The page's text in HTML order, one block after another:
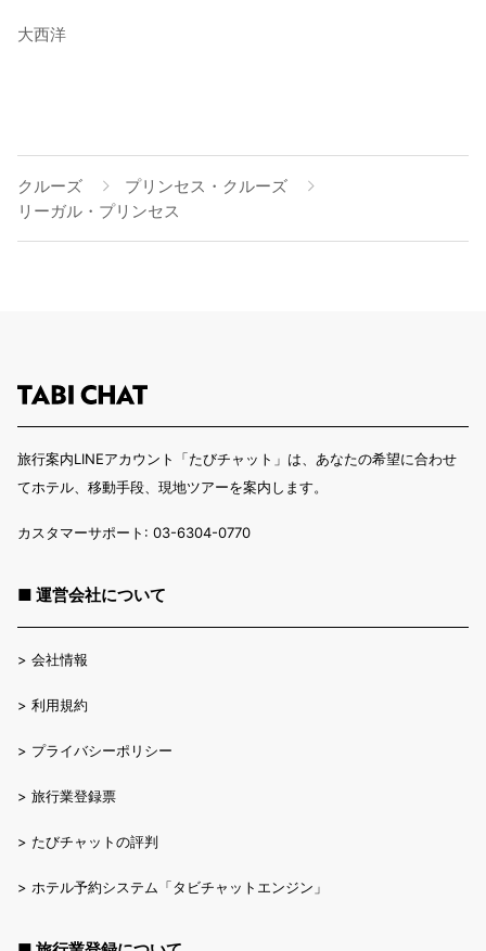
大西洋
クルーズ
プリンセス・クルーズ
リーガル・プリンセス
旅行案内LINEアカウント「たびチャット」は、あなたの希望に合わせ
てホテル、移動手段、現地ツアーを案内します。
カスタマーサポート: 03-6304-0770
■ 運営会社について
> 会社情報
> 利用規約
> プライバシーポリシー
> 旅行業登録票
> たびチャットの評判
> ホテル予約システム「タビチャットエンジン」